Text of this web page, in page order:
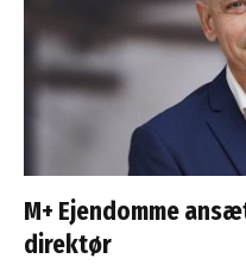
M+ Ejendomme
direktør